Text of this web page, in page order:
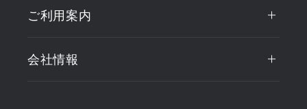
ご利用案内
会社情報